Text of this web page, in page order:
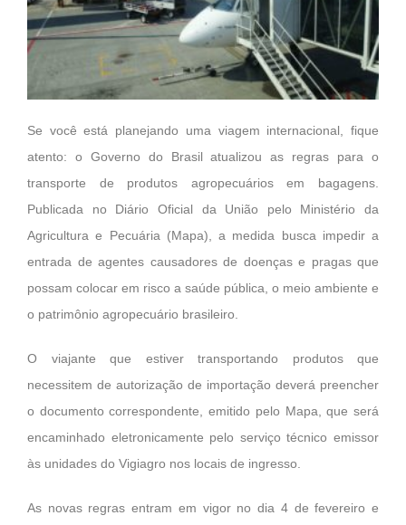
Se você está planejando uma viagem internacional, fique
atento: o Governo do Brasil atualizou as regras para o
transporte de produtos agropecuários em bagagens.
Publicada no Diário Oficial da União pelo Ministério da
Agricultura e Pecuária (Mapa), a medida busca impedir a
entrada de agentes causadores de doenças e pragas que
possam colocar em risco a saúde pública, o meio ambiente e
o patrimônio agropecuário brasileiro.
O viajante que estiver transportando produtos que
necessitem de autorização de importação deverá preencher
o documento correspondente, emitido pelo Mapa, que será
encaminhado eletronicamente pelo serviço técnico emissor
às unidades do Vigiagro nos locais de ingresso.
As novas regras entram em vigor no dia 4 de fevereiro e